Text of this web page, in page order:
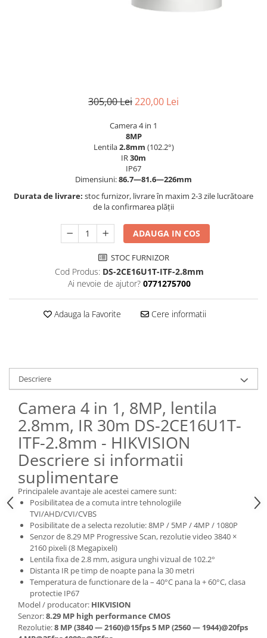
305,00 Lei220,00 Lei
Camera 4 in 1
8MP
Lentila2.8mm (102.2°)
IR30m
IP67
Dimensiuni:86.7—81.6—226mm
Durata de livrare: stoc furnizor, livrare în maxim 2-3 zile lucrătoare
de la confirmarea plății
ADAUGA IN COS
STOC FURNIZOR
Cod Produs: DS-2CE16U1T-ITF-2.8mm
Ai nevoie de ajutor? 0771275700
Adauga la Favorite Cere informatii
Descriere
Camera 4 in 1, 8MP, lentila
2.8mm, IR 30m DS-2CE16U1T-
ITF-2.8mm - HIKVISION
Descriere si informatii
suplimentare
Principalele avantaje ale acestei camere sunt:
Posibilitatea de a comuta intre tehnologiile
TVI/AHD/CVI/CVBS
Posibilitate de a selecta rezolutie: 8MP / 5MP / 4MP / 1080P
Senzor de 8.29 MP Progressive Scan, rezolutie video 3840 ×
2160 pixeli (8 Megapixeli)
Lentila fixa de 2.8 mm, asigura unghi vizual de 102.2°
Distanta IR pe timp de noapte pana la 30 metri
Temperatura de functionare de la – 40°C pana la + 60°C, clasa
protectie IP67
Model / producator: HIKVISION
Senzor:8.29 MP high performance CMOS
Rezolutie:8 MP (3840 — 2160)@15fps 5 MP (2560 — 1944)@20fps